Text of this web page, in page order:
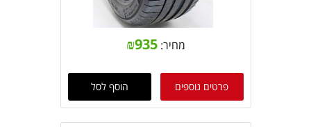
מחיר: ₪935
פרטים נוספים הוסף לסל